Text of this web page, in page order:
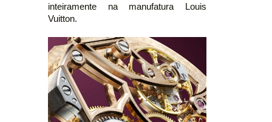
inteiramente na manufatura Louis
Vuitton.